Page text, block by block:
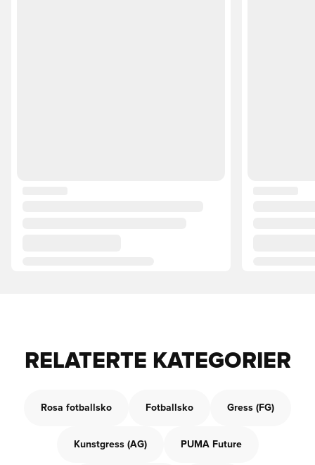
RELATERTE KATEGORIER
Rosa fotballsko Fotballsko Gress (FG)
Kunstgress (AG) PUMA Future